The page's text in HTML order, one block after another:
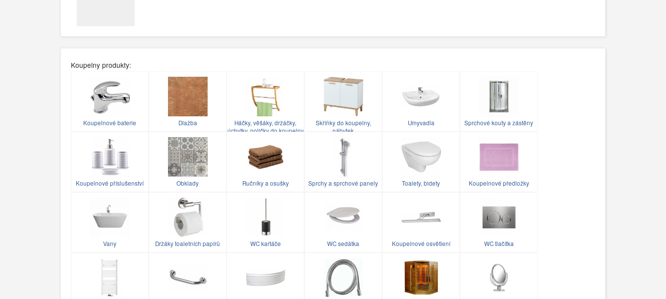
Koupelny produkty:
Koupelnové baterie Dlažba
Háčky, věšáky, držáčky,
úchytky, poličky do koupelny
Skříňky do koupelny,
nábytek
Umyvadla Sprchové kouty a zástěny
Koupelnové příslušenství Obklady Ručníky a osušky Sprchy a sprchové panely Toalety, bidety Koupelnové předložky
Vany Držáky toaletních papírů WC kartáče WC sedátka Koupelnové osvětlení WC tlačítka